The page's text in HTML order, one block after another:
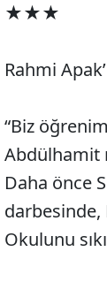
★★★
Rahmi
“Biz
Abdülhamit
Daha önce
darbesinde,
Okulunu